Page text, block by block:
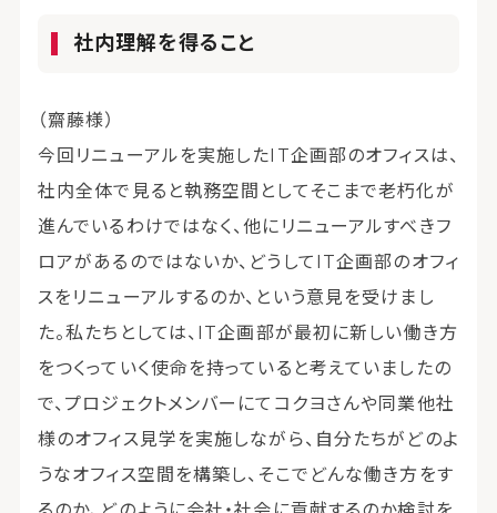
社内理解を得ること
（齋藤様）
今回リニューアルを実施したIT企画部のオフィスは、
社内全体で見ると執務空間としてそこまで老朽化が
進んでいるわけではなく、他にリニューアルすべきフ
ロアがあるのではないか、どうしてIT企画部のオフィ
スをリニューアルするのか、という意見を受けまし
た。私たちとしては、IT企画部が最初に新しい働き方
をつくっていく使命を持っていると考えていましたの
で、プロジェクトメンバーにてコクヨさんや同業他社
様のオフィス見学を実施しながら、自分たちがどのよ
うなオフィス空間を構築し、そこでどんな働き方をす